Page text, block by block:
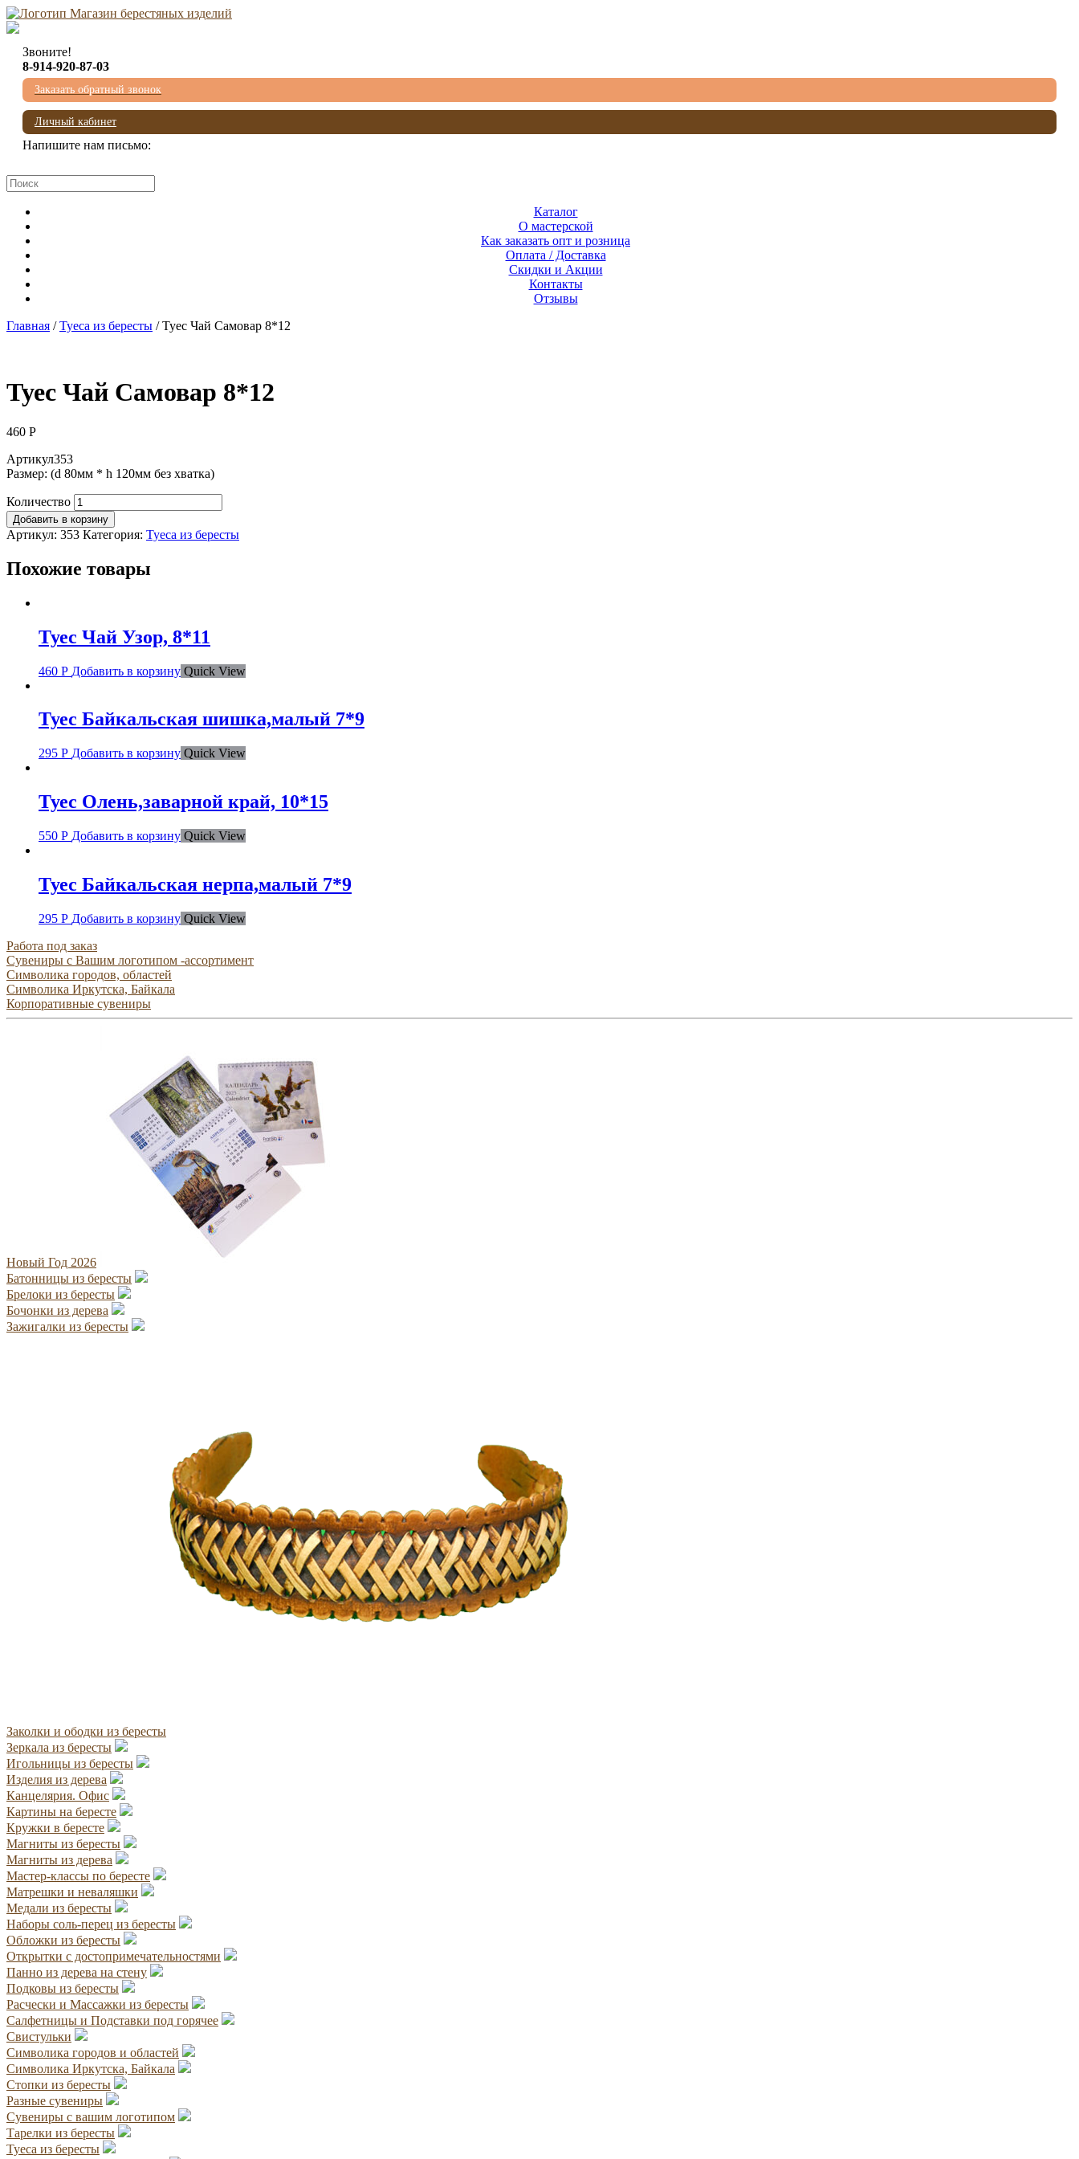
Звоните!
8-914-920-87-03
Заказать обратный звонок
Личный кабинет
Напишите нам письмо:
Каталог
О мастерской
Как заказать опт и розница
Оплата / Доставка
Скидки и Акции
Контакты
Отзывы
Главная /Туеса из бересты / Туес Чай Самовар 8*12
Туес Чай Самовар 8*12
460 Р
Артикул353
Размер: (d 80мм * h 120мм без хватка)
Количество
Добавить в корзину
Артикул: 353 Категория: Туеса из бересты
Похожие товары
Туес Чай Узор, 8*11
460 Р Добавить в корзину Quick View
Туес Байкальская шишка,малый 7*9
295 Р Добавить в корзину Quick View
Туес Олень,заварной край, 10*15
550 Р Добавить в корзину Quick View
Туес Байкальская нерпа,малый 7*9
295 Р Добавить в корзину Quick View
Работа под заказ
Сувениры с Вашим логотипом -ассортимент
Символика городов, областей
Символика Иркутска, Байкала
Корпоративные сувениры
Новый Год 2026
Батонницы из бересты
Брелоки из бересты
Бочонки из дерева
Зажигалки из бересты
Заколки и ободки из бересты
Зеркала из бересты
Игольницы из бересты
Изделия из дерева
Канцелярия. Офис
Картины на бересте
Кружки в бересте
Магниты из бересты
Магниты из дерева
Мастер-классы по бересте
Матрешки и неваляшки
Медали из бересты
Наборы соль-перец из бересты
Обложки из бересты
Открытки с достопримечательностями
Панно из дерева на стену
Подковы из бересты
Расчески и Массажки из бересты
Салфетницы и Подставки под горячее
Свистульки
Символика городов и областей
Символика Иркутска, Байкала
Стопки из бересты
Разные сувениры
Сувениры с вашим логотипом
Тарелки из бересты
Туеса из бересты